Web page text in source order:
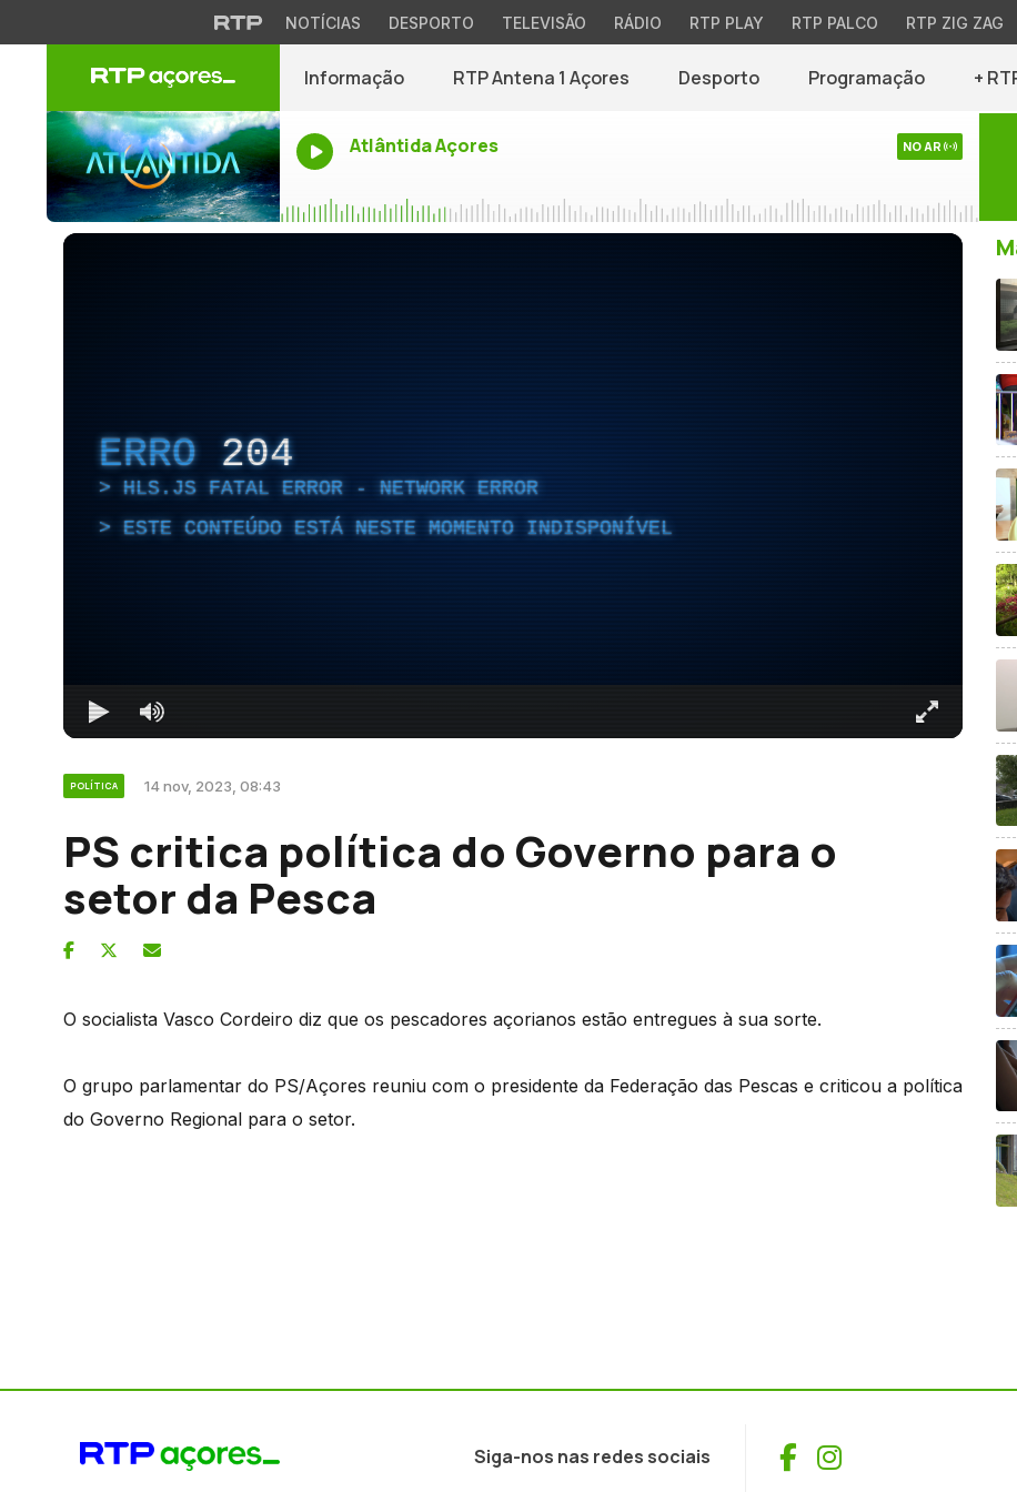
NOTÍCIAS DESPORTO TELEVISÃO RÁDIO RTP PLAY RTP PALCO RTP ZIG ZAG
Informação RTP Antena 1 Açores Desporto Programação +
Atlântida Açores NO AR
ERRO 204
HLS.JS FATAL ERROR - NETWORK ERROR
ESTE CONTEÚDO ESTÁ NESTE MOMENTO INDISPONÍVEL
POLÍTICA 14 nov, 2023, 08:43
PS critica política do Governo para o
setor da Pesca
O socialista Vasco Cordeiro diz que os pescadores açorianos estão entregues à sua sorte.
O grupo parlamentar do PS/Açores reuniu com o presidente da Federação das Pescas e criticou a política
do Governo Regional para o setor.
Siga-nos nas redes sociais Facebook
Instagram